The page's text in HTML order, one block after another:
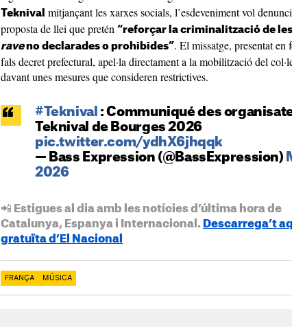
Teknival mitjançant les xarxes socials, l’esdeveniment vol
proposta de llei que pretén “reforçar la criminalització de
raveno declarades o prohibides”. El missatge, presentat en
fals decret prefectural, apel·la directament a la mobilització del
davant unes mesures que consideren restrictives.
#Teknival : Communiqué des
Teknival de Bourges 2026
pic.twitter.com/ydhX6jhqqk
— Bass Expression (@BassExpression)
2026
📲 Estigues al dia amb les notícies d’última hora de
Catalunya, Espanya i Internacional. Descarrega’t
gratuïta d’El Nacional
FRANÇA MÚSICA